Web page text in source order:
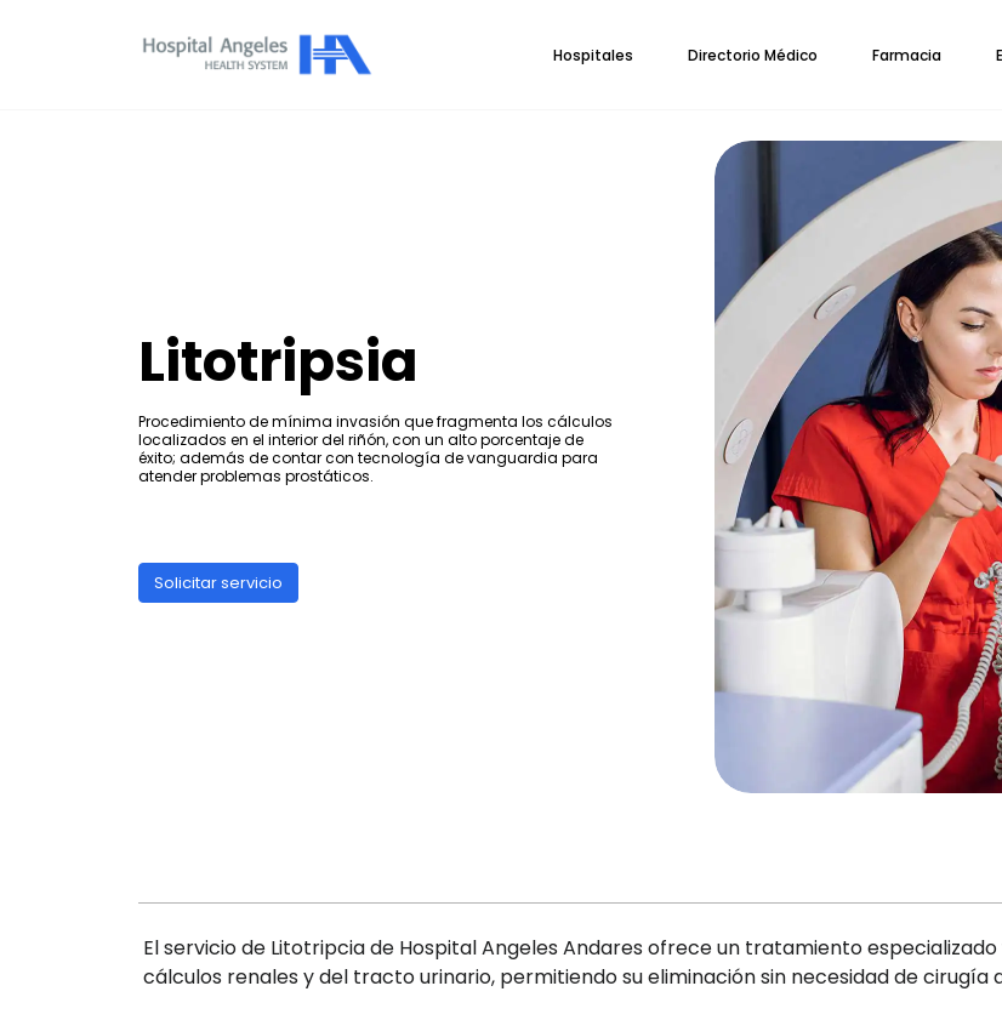
Hospitales Directorio Médico Farmacia
Litotripsia
Procedimiento de mínima invasión que fragmenta los cálculos
localizados en el interior del riñón, con un alto porcentaje de
éxito; además de contar con tecnología de vanguardia para
atender problemas prostáticos.
Solicitar servicio
El servicio de Litotripcia de Hospital Angeles Andares ofrece un tratamiento
cálculos renales y del tracto urinario, permitiendo su eliminación sin necesidad de cirugía